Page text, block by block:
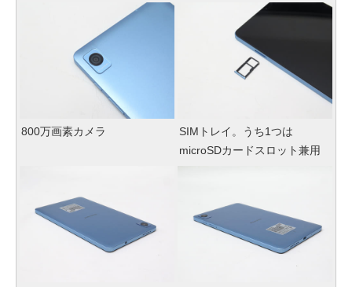
800万画素カメラ
SIMトレイ。うち1つは
microSDカードスロット兼用